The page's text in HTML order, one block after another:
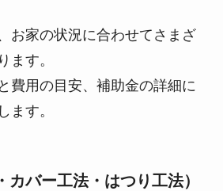
お家の状況に合わせてさまざ
ます。
費用の目安、補助金の詳細に
ます。
カバー工法・はつり工法）